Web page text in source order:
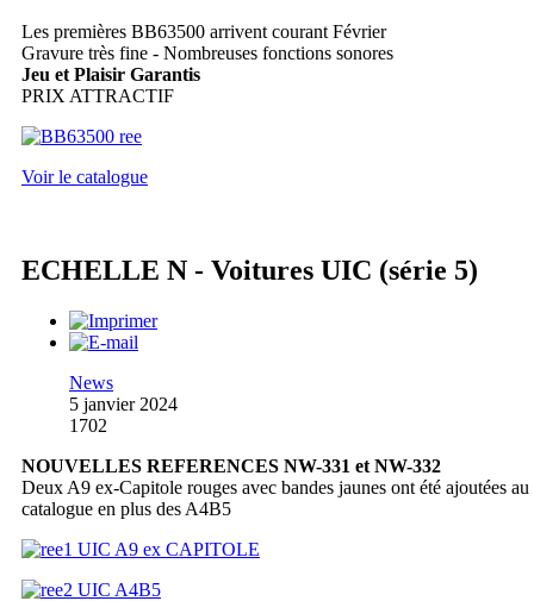
Les premières BB63500 arrivent courant Février
Gravure très fine - Nombreuses fonctions sonores
Jeu et Plaisir Garantis
PRIX ATTRACTIF
Voir le catalogue
ECHELLE N - Voitures UIC (série 5)
News
5 janvier 2024
1702
NOUVELLES REFERENCES NW-331 et NW-332
Deux A9 ex-Capitole rouges avec bandes jaunes ont été ajoutées au
catalogue en plus des A4B5